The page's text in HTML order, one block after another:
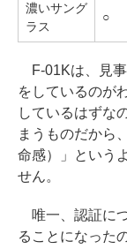
濃いサング
ラス
○
F-01Kは、見事
をしているのが
しているはずな
まうものだから
命感）」という
せん。
唯一、認証に
ることになった